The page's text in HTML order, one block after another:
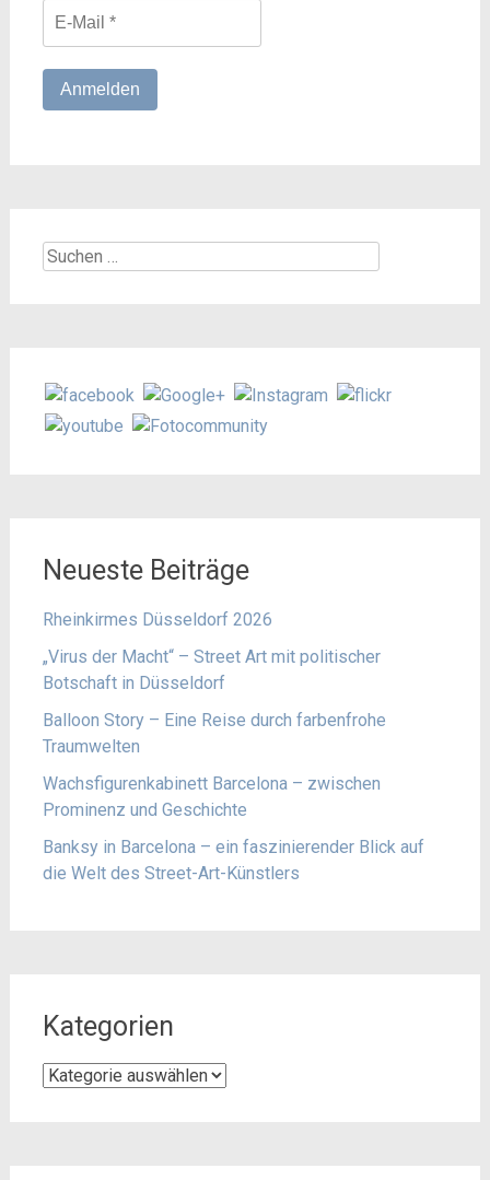
Suchen
Neueste Beiträge
Rheinkirmes Düsseldorf 2026
„Virus der Macht“ – Street Art mit politischer
Botschaft in Düsseldorf
Balloon Story – Eine Reise durch farbenfrohe
Traumwelten
Wachsfigurenkabinett Barcelona – zwischen
Prominenz und Geschichte
Banksy in Barcelona – ein faszinierender Blick auf
die Welt des Street-Art-Künstlers
Kategorien
Kategorien